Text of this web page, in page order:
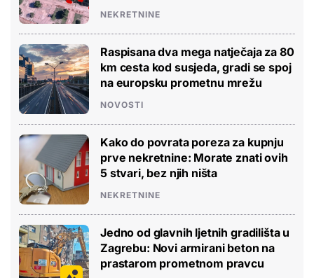
NEKRETNINE
Raspisana dva mega natječaja za 80
km cesta kod susjeda, gradi se spoj
na europsku prometnu mrežu
NOVOSTI
Kako do povrata poreza za kupnju
prve nekretnine: Morate znati ovih
5 stvari, bez njih ništa
NEKRETNINE
Jedno od glavnih ljetnih gradilišta u
Zagrebu: Novi armirani beton na
prastarom prometnom pravcu